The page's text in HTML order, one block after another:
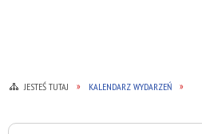
JESTEŚ TUTAJ KALENDARZ WYDARZEŃ